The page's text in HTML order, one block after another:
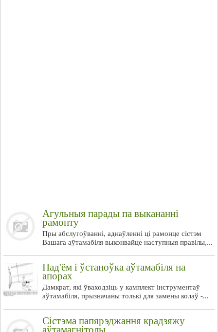
Агульныя парады па выкананні
рамонту
Пры абслугоўванні, аднаўленні ці рамонце сістэм
Вашага аўтамабіля выконвайце наступныя правілы,...
Пад'ём і ўстаноўка аўтамабіля на
апорах
Дамкрат, які ўваходзіць у камплект інструментаў
аўтамабіля, прызначаны толькі для замены колаў -...
Сістэма папярэджання крадзяжу
аўтамагнітолы